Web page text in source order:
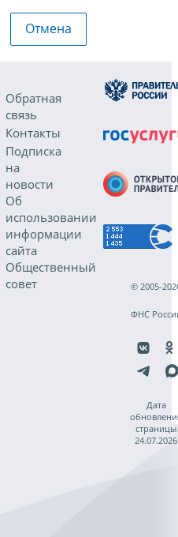
Отмена
Обратная
связь
Контакты
Подписка
на
новости
Об
использовании
информации
сайта
Общественный
совет
© 2005-
ФНС
Дата
страницы
24.07.2026